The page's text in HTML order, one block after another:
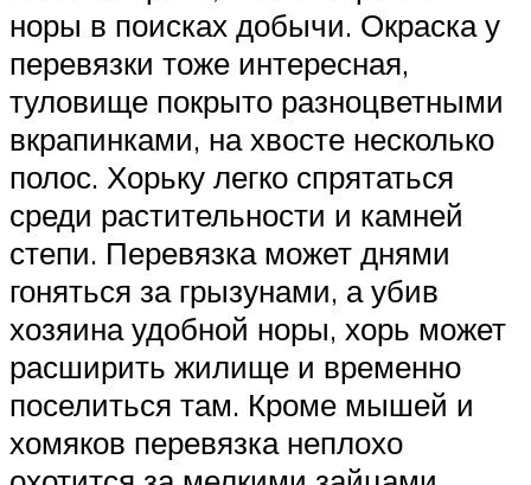
норы в поисках добычи. Окраска у
перевязки тоже интересная,
туловище покрыто разноцветными
вкрапинками, на хвосте несколько
полос. Хорьку легко спрятаться
среди растительности и камней
степи. Перевязка может днями
гоняться за грызунами, а убив
хозяина удобной норы, хорь может
расширить жилище и временно
поселиться там. Кроме мышей и
хомяков перевязка неплохо